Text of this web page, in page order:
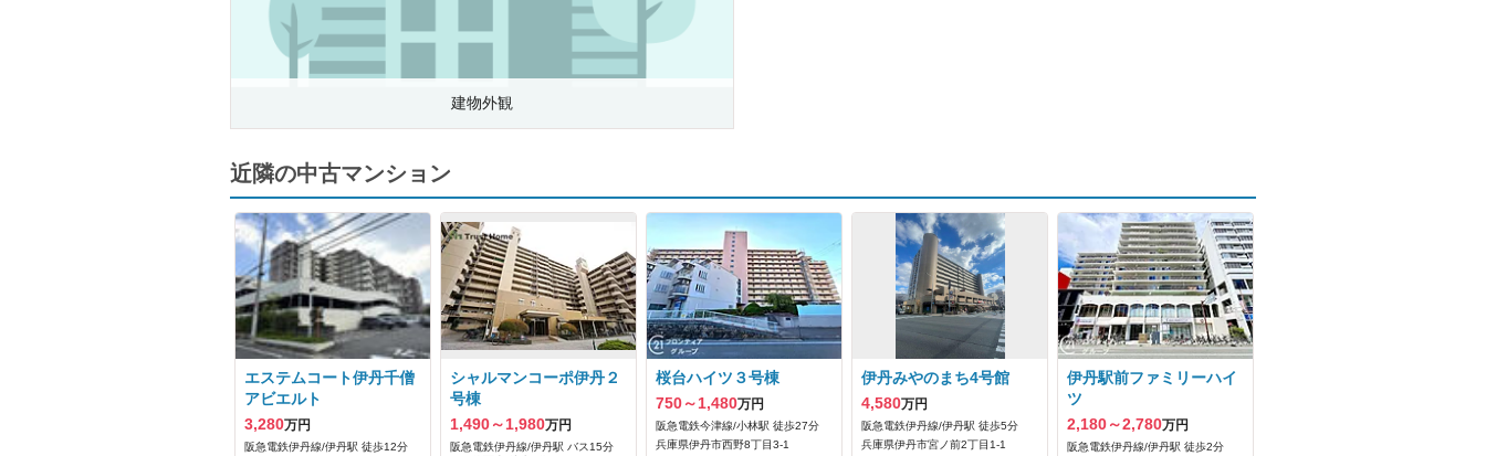
建物外観
近隣の中古マンション
エステムコート伊丹千僧
アビエルト
3,280万円
阪急電鉄伊丹線/伊丹駅 徒歩12分
シャルマンコーポ伊丹２
号棟
1,490～1,980万円
阪急電鉄伊丹線/伊丹駅 バス15分
桜台ハイツ３号棟
750～1,480万円
阪急電鉄今津線/小林駅 徒歩27分
兵庫県伊丹市西野8丁目3‐1
伊丹みやのまち4号館
4,580万円
阪急電鉄伊丹線/伊丹駅 徒歩5分
兵庫県伊丹市宮ノ前2丁目1-1
伊丹駅前ファミリーハイ
ツ
2,180～2,780万円
阪急電鉄伊丹線/伊丹駅 徒歩2分